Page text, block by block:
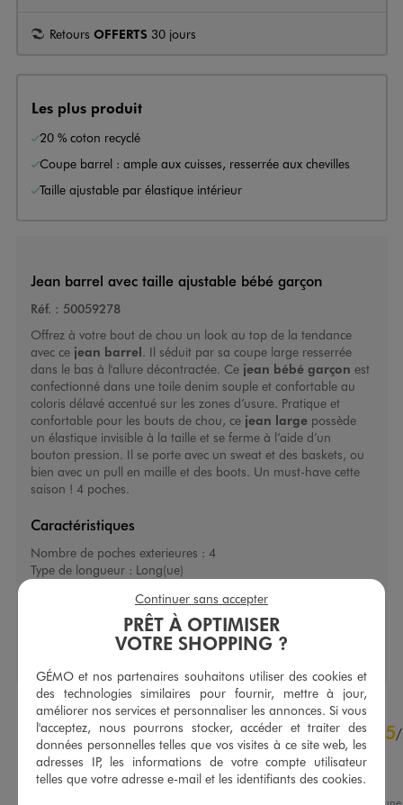
Retours OFFERTS 30 jours
Les plus produit
20 % coton recyclé
Coupe barrel : ample aux cuisses, resserrée aux chevilles
Taille ajustable par élastique intérieur
Jean barrel avec taille ajustable bébé garçon
Réf. : 50059278
Offrez à votre bout de chou un look au top de la tendance
avec ce jean barrel. Il séduit par sa coupe large resserrée
dans le bas à l'allure décontractée. Ce jean bébé garçon est
confectionné dans une toile denim souple et confortable au
coloris délavé accentué sur les zones d’usure. Pratique et
confortable pour les bouts de chou, ce jean largepossède
un élastique invisible à la taille et se ferme à l’aide d’un
bouton pression. Il se porte avec un sweat et des baskets, ou
bien avec un pull en maille et des boots. Un must-have cette
saison ! 4 poches.
Caractéristiques
Nombre de poches exterieures : 4
Type de longueur : Long(ue)
Type de coupe bas :Large
4.5/5 5/
Avis vérifié et récompensé
Incroyable
PRÊT À OPTIMISER
VOTRE SHOPPING ?
GÉMO et nos partenaires souhaitons utiliser des cookies et
des technologies similaires pour fournir, mettre à jour,
améliorer nos services et personnaliser les annonces. Si vous
l'acceptez, nous pourrons stocker, accéder et traiter des
données personnelles telles que vos visites à ce site web, les
adresses IP, les informations de votre compte utilisateur
telles que votre adresse e-mail et les identifiants des cookies.
Continuer sans accepter